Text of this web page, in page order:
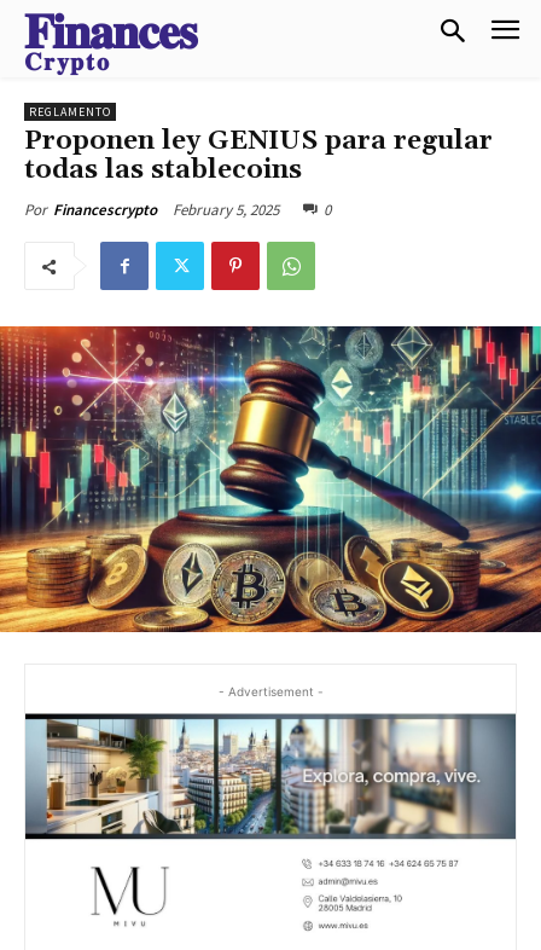
𝐅𝐢𝐧𝐚𝐧𝐜𝐞𝐬
𝐂𝐫𝐲𝐩𝐭𝐨
REGLAMENTO
Proponen ley GENIUS para regular
todas las stablecoins
Por Financescrypto February 5, 2025 0
- Advertisement -